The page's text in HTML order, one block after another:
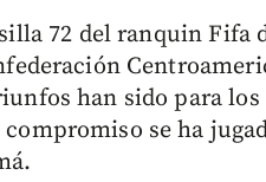
72 del ranquin Fifa
han sido para
se ha